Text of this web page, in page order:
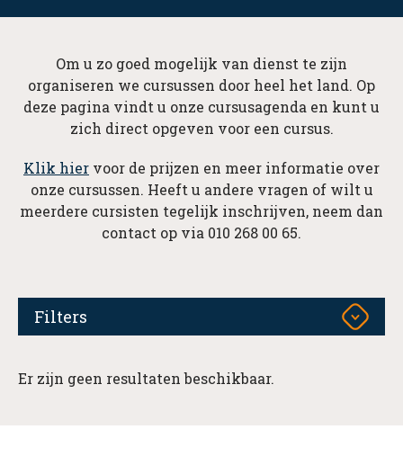
Om u zo goed mogelijk van dienst te zijn
organiseren we cursussen door heel het land. Op
deze pagina vindt u onze cursusagenda en kunt u
zich direct opgeven voor een cursus.
Klik hier voor de prijzen en meer informatie over
onze cursussen. Heeft u andere vragen of wilt u
meerdere cursisten tegelijk inschrijven, neem dan
contact op via 010 268 00 65.
Filters
Er zijn geen resultaten beschikbaar.